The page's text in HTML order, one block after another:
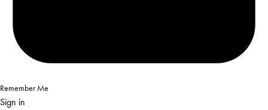
Remember Me
Sign in